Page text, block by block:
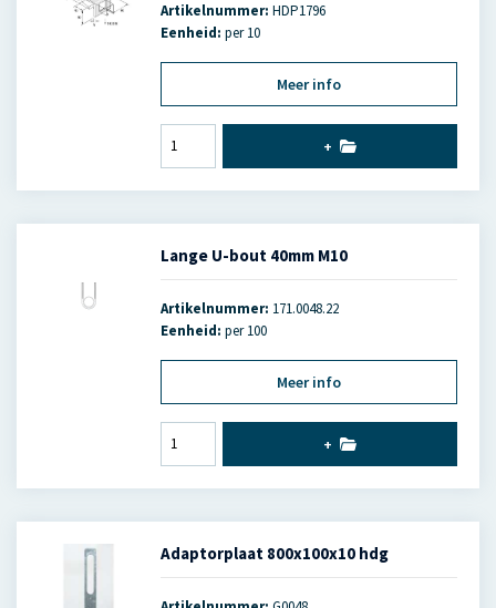
Artikelnummer: HDP1796
Eenheid: per 10
Meer info
+
Lange U-bout 40mm M10
Artikelnummer: 171.0048.22
Eenheid: per 100
Meer info
+
Adaptorplaat 800x100x10 hdg